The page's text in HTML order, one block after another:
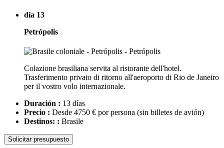
día 13
Petrópolis
Colazione brasiliana servita al ristorante dell'hotel.
Trasferimento privato di ritorno all'aeroporto di Rio de Janeiro
per il vostro volo internazionale.
Duración : 13 días
Precio : Desde 4750 € por persona (sin billetes de avión)
Destinos: : Brasile
Solicitar presupuesto